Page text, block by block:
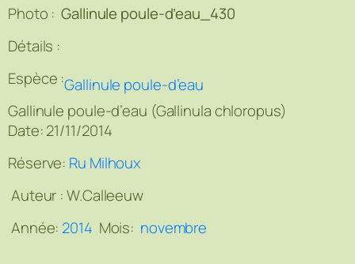
Photo :Gallinule poule-d’eau_430
Détails :
Espèce :Gallinule poule-d’eau
Gallinule poule-d’eau (Gallinula chloropus)
Date: 21/11/2014
Réserve: Ru Milhoux
Auteur :W.Calleeuw
Année: 2014 Mois: novembre